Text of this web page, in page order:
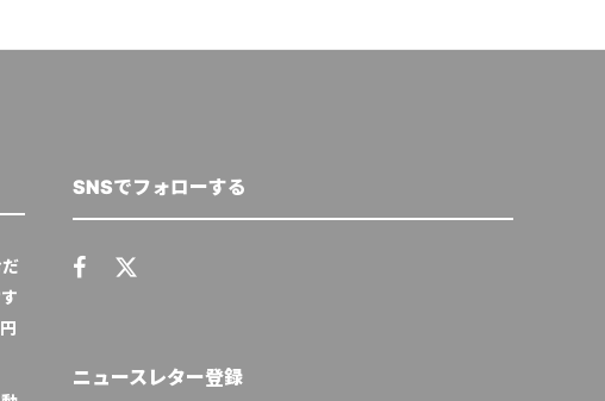
SNSでフォローする
ニュースレター登録